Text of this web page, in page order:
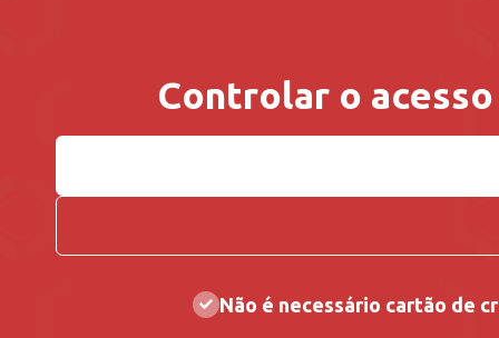
Controlar o
Não é necessário cartão de